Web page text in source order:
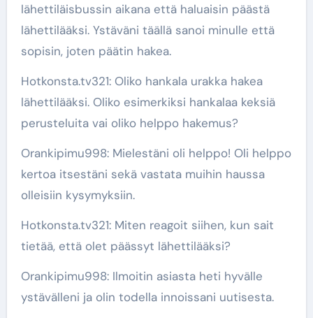
lähettiläisbussin aikana että haluaisin päästä
lähettilääksi. Ystäväni täällä sanoi minulle että
sopisin, joten päätin hakea.
Hotkonsta.tv321: Oliko hankala urakka hakea
lähettilääksi. Oliko esimerkiksi hankalaa keksiä
perusteluita vai oliko helppo hakemus?
Orankipimu998: Mielestäni oli helppo! Oli helppo
kertoa itsestäni sekä vastata muihin haussa
olleisiin kysymyksiin.
Hotkonsta.tv321: Miten reagoit siihen, kun sait
tietää, että olet päässyt lähettilääksi?
Orankipimu998: Ilmoitin asiasta heti hyvälle
ystävälleni ja olin todella innoissani uutisesta.